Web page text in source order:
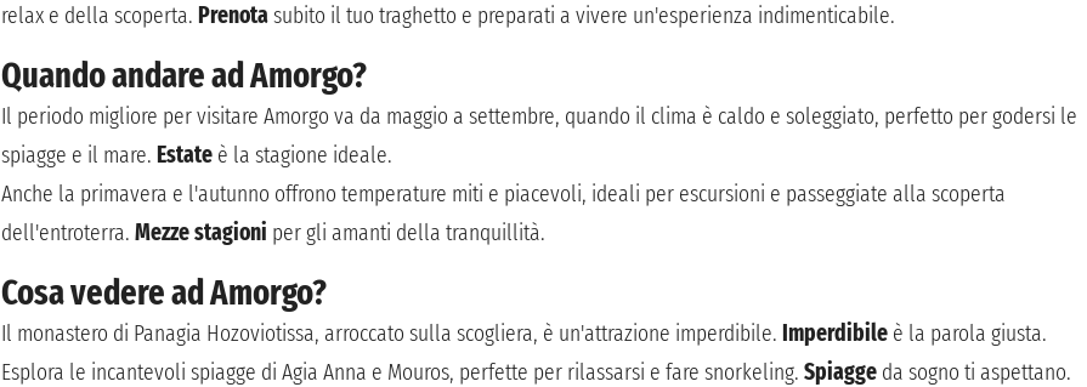
relax e della scoperta. Prenotasubito il tuo traghetto e preparati a vivere un'esperienza indimenticabile.
Quando andare ad Amorgo?
Il periodo migliore per visitare Amorgo va da maggio a settembre, quando il clima è caldo e soleggiato, perfetto per godersi le
spiagge e il mare. Estate è la stagione ideale.
Anche la primavera e l'autunno offrono temperature miti e piacevoli, ideali per escursioni e passeggiate alla scoperta
dell'entroterra. Mezze stagioni per gli amanti della tranquillità.
Cosa vedere ad Amorgo?
Il monastero di Panagia Hozoviotissa, arroccato sulla scogliera, è un'attrazione imperdibile. Imperdibile è la parola giusta.
Esplora le incantevoli spiagge di Agia Anna e Mouros, perfette per rilassarsi e fare snorkeling. Spiagge da sogno ti aspettano.